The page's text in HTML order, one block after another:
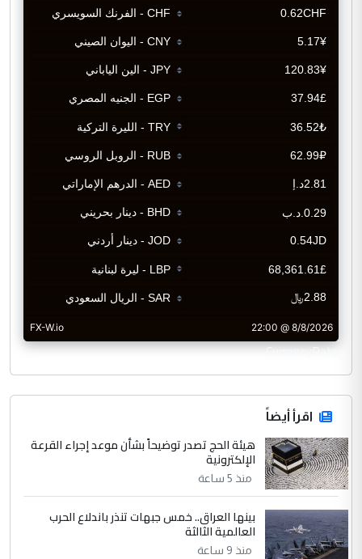
CurrencyRate
اقرأ أيضاً
هيئة الحج تصدر توضيحاً بشأن موعد إجراء القرعة
الإلكترونية
منذ 5 ساعة
بينها العراق.. خمس جبهات تنذر باندلاع الحرب
العالمية الثالثة
منذ 9 ساعة